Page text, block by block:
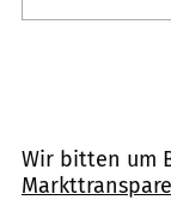
Wir bitten um